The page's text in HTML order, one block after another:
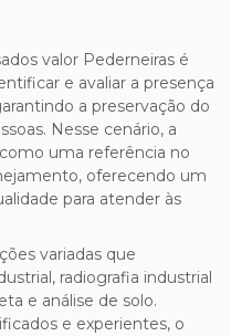
valor Pederneiras é
e avaliar a presença
a preservação do
Nesse cenário, a
uma referência no
oferecendo um
para atender às
variadas que
radiografia industrial
e análise de solo.
e experientes, o